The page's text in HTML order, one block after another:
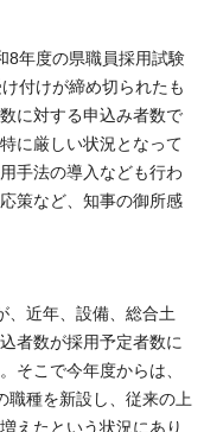
8年度の県職員採用試験
付けが締め切られたも
に対する申込み者数で
に厳しい状況となって
手法の導入なども行わ
策など、知事の御所感
、近年、設備、総合土
者数が採用予定者数に
そこで今年度からは、
職種を新設し、従来の上
えたという状況にあり